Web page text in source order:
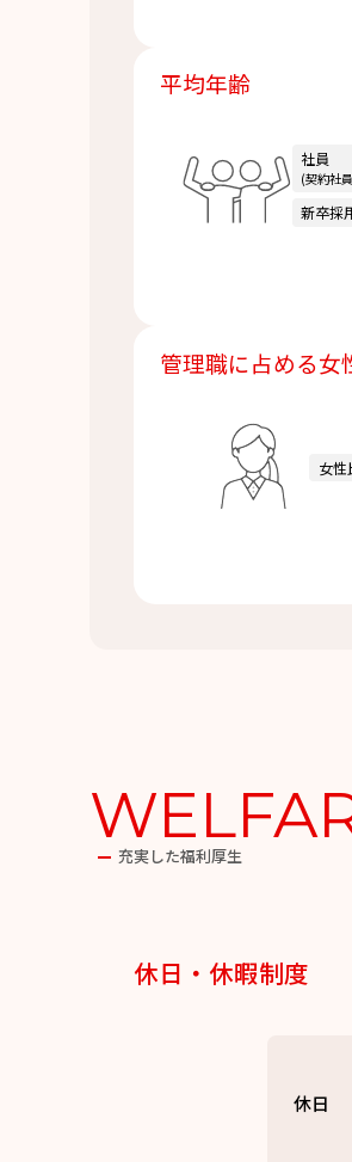
平均年齢
社
(契約社
新卒採
管理職に占める女
女性
充実した福利厚生
休日・休暇制度
休日